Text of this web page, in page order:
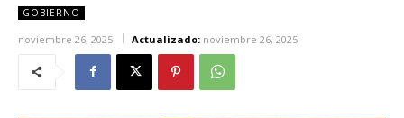
GOBIERNO
noviembre 26, 2025 Actualizado: noviembre 26, 2025